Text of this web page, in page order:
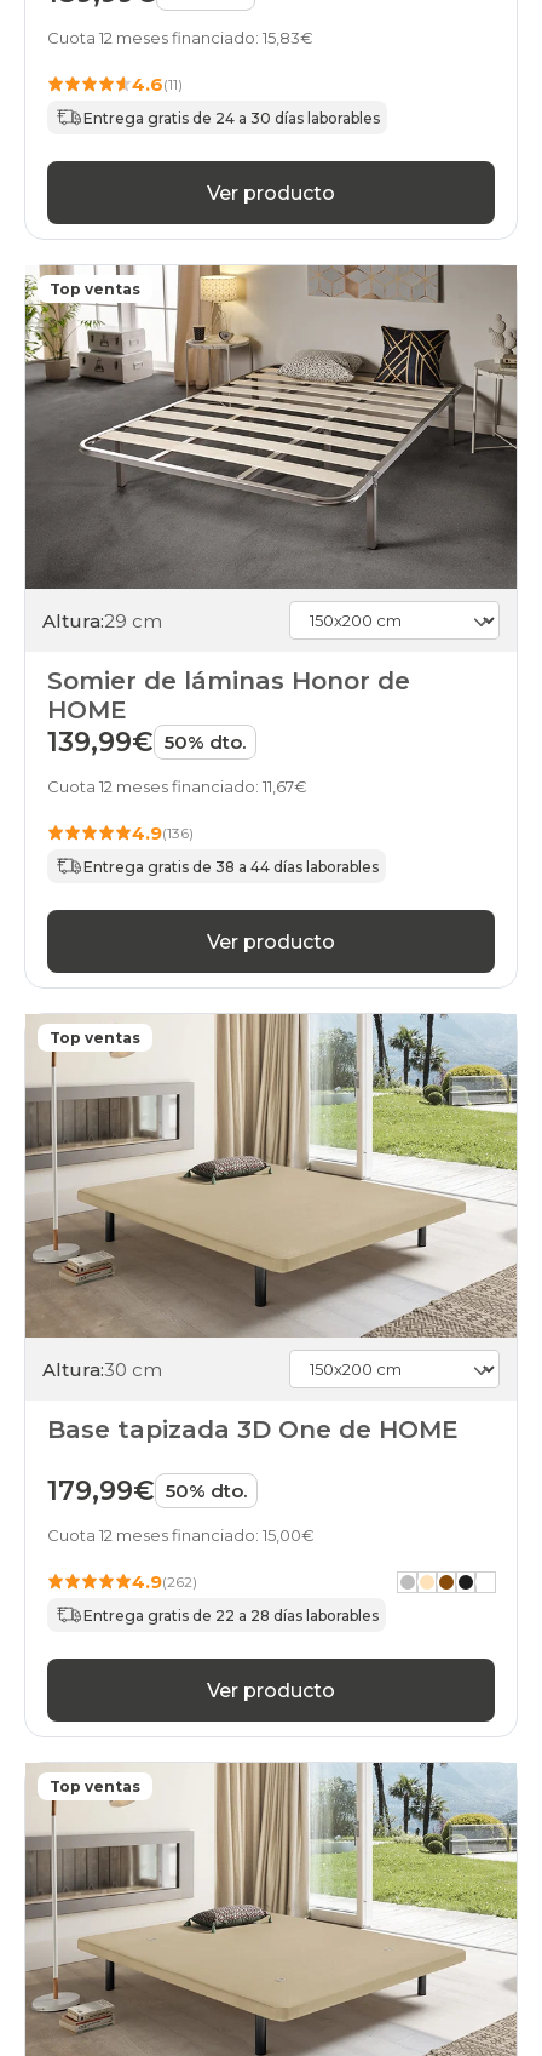
Cuota 12 meses financiado: 15,83€
4.6(11)
Entrega gratis de 24 a 30 días laborables
Ver producto
Top ventas
Altura:29 cm
Somier de láminas Honor de
HOME
139,99€ 50% dto.
Cuota 12 meses financiado: 11,67€
4.9(136)
Entrega gratis de 38 a 44 días laborables
Ver producto
Top ventas
Altura:30 cm
Base tapizada 3D One de HOME
179,99€ 50% dto.
Cuota 12 meses financiado: 15,00€
4.9(262)
Entrega gratis de 22 a 28 días laborables
Ver producto
Top ventas